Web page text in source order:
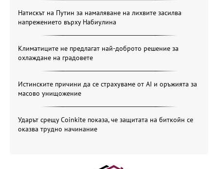
Натискът на Путин за намаляване на лихвите засилва
напрежението върху Набиулина
Климатиците не предлагат най-доброто решение за
охлаждане на градовете
Истинските причини да се страхуваме от AI и оръжията за
масово унищожение
Ударът срещу Coinkite показа, че защитата на биткойн се
оказва трудно начинание